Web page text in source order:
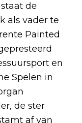
de
als vader te
Painted
en
Spelen in
de ster
af van